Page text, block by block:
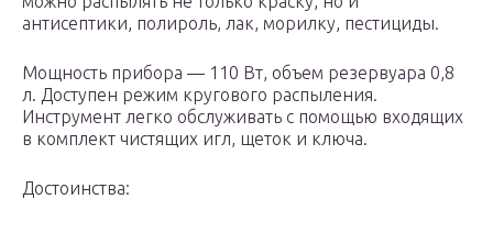
антисептики, полироль, лак, морилку, пестициды.
Мощность прибора — 110 Вт, объем резервуара 0,8
л. Доступен режим кругового распыления.
Инструмент легко обслуживать с помощью входящих
в комплект чистящих игл, щеток и ключа.
Достоинства: